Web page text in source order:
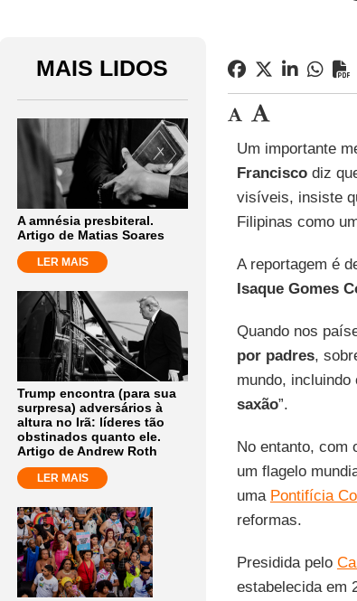
MAIS LIDOS
A amnésia presbiteral.
Artigo de Matias Soares
LER MAIS
Trump encontra (para sua
surpresa) adversários à
altura no Irã: líderes tão
obstinados quanto ele.
Artigo de Andrew Roth
LER MAIS
Um importante
Franciscodiz
visíveis, insiste
Filipinas como
A reportagem é
Isaque Gomes
Quando nos
por padres,
mundo,
saxão”.
No entanto, com
um flagelo
uma Pontifícia
reformas.
Presidida pelo
estabelecida em